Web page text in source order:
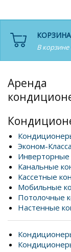
КОРЗИНА
В корзине
Аренда
Эконом-Класса
Канальные
Кассетные
Мобильные
Потолочные
Настенные